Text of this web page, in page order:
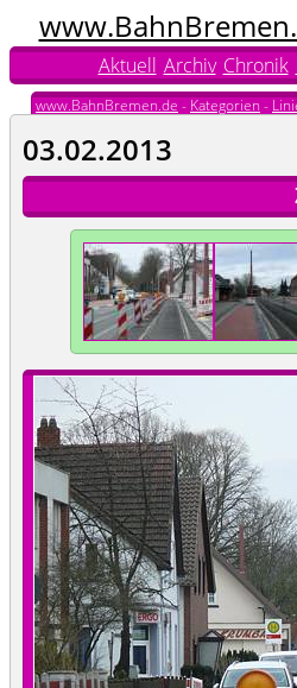
Aktuell Archiv Chronik
www.BahnBremen.de - Kategorien -
03.02.2013